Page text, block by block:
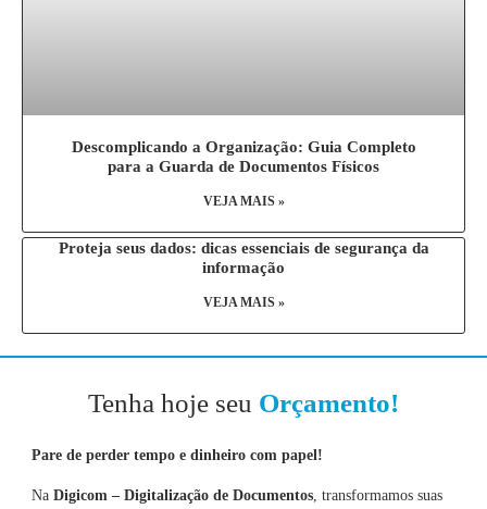
Descomplicando a Organização: Guia Completo
para a Guarda de Documentos Físicos
VEJA MAIS »
Proteja seus dados: dicas essenciais de segurança da
informação
VEJA MAIS »
Tenha hoje seu Orçamento!
Pare de perder tempo e dinheiro com papel!
Na Digicom – Digitalização de Documentos, transformamos suas